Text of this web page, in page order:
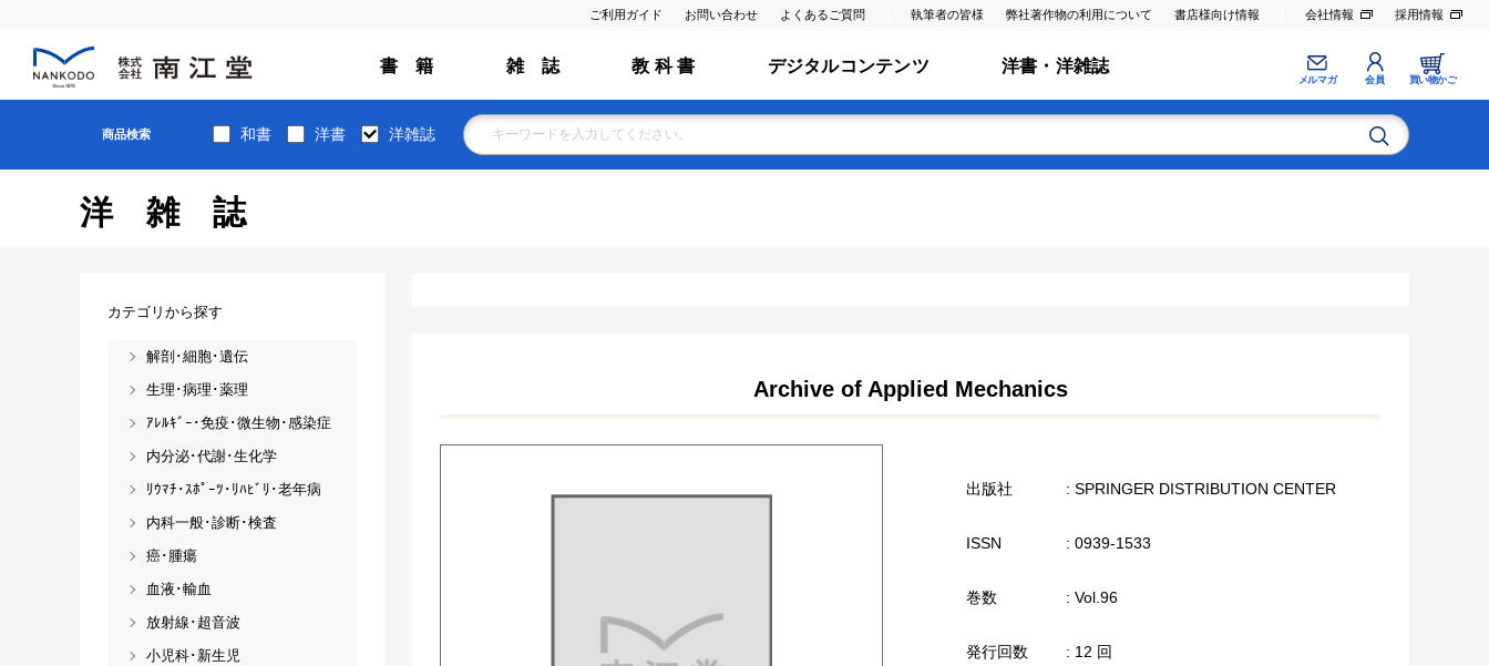
ご利用ガイド お問い合わせ よくあるご質問 執筆者の皆様 弊社著作物の利用について 書店様向け情報 会社情報 採用情報
書 籍 雑 誌 教 科 書 デジタルコンテンツ 洋書・洋雑誌
メルマガ 会員 買い物かご
商品検索 和書 洋書 洋雑誌
洋雑誌
Archive of Applied Mechanics
出版社 : SPRINGER DISTRIBUTION CENTER
ISSN : 0939-1533
巻数 : Vol.96
発行回数 : 12 回
カテゴリから探す
解剖･細胞･遺伝
生理･病理･薬理
ｱﾚﾙｷﾞｰ･免疫･微生物･感染症
内分泌･代謝･生化学
ﾘｳﾏﾁ･ｽﾎﾟｰﾂ･ﾘﾊﾋﾞﾘ･老年病
内科一般･診断･検査
癌･腫瘍
血液･輸血
放射線･超音波
小児科･新生児